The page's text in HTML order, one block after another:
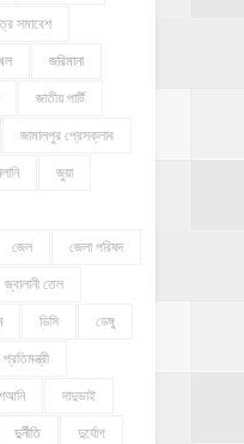
সমাবেশ
জরিমানা
জাতীয় পার্টি
জামালপুর প্রেসক্লাব
জুয়া
জেল জেলা পরিষদ
জ্বালানী তেল
ডিসি ডেঙ্গু
দাদুভাই
দুর্নীতি দুর্যোগ